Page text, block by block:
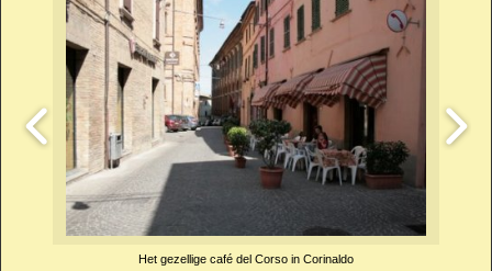
Het gezellige café del Corso in Corinaldo